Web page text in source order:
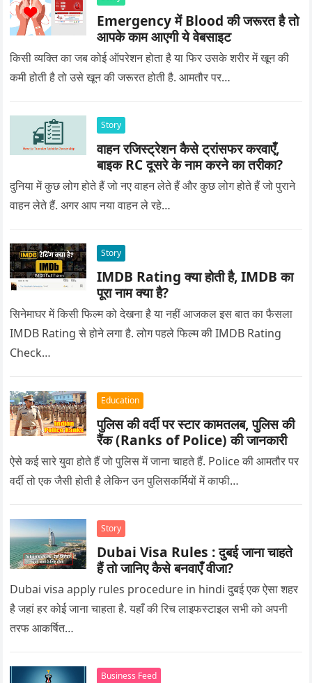
Emergency में Blood की जरूरत है तो
आपके काम आएगी ये वेबसाइट
किसी व्यक्ति का जब कोई ऑपरेशन होता है या फिर उसके शरीर में खून की
कमी होती है तो उसे खून की जरूरत होती है. आमतौर पर…
Story
वाहन रजिस्ट्रेशन कैसे ट्रांसफर करवाएँ,
बाइक RC दूसरे के नाम करने का तरीका?
दुनिया में कुछ लोग होते हैं जो नए वाहन लेते हैं और कुछ लोग होते हैं जो पुराने
वाहन लेते हैं. अगर आप नया वाहन ले रहे…
Story
IMDB Rating क्या होती है, IMDB का
पूरा नाम क्या है?
सिनेमाघर में किसी फिल्म को देखना है या नहीं आजकल इस बात का फैसला
IMDB Rating से होने लगा है. लोग पहले फिल्म की IMDB Rating
Check…
Education
पुलिस की वर्दी पर स्टार कामतलब, पुलिस की
रैंक (Ranks of Police) की जानकारी
ऐसे कई सारे युवा होते हैं जो पुलिस में जाना चाहते हैं. Police की आमतौर पर
वर्दी तो एक जैसी होती है लेकिन उन पुलिसकर्मियों में काफी…
Story
Dubai Visa Rules : दुबई जाना चाहते
हैं तो जानिए कैसे बनवाएँ वीजा?
Dubai visa apply rules procedure in hindi दुबई एक ऐसा शहर
है जहां हर कोई जाना चाहता है. यहाँ की रिच लाइफस्टाइल सभी को अपनी
तरफ आकर्षित…
Business Feed